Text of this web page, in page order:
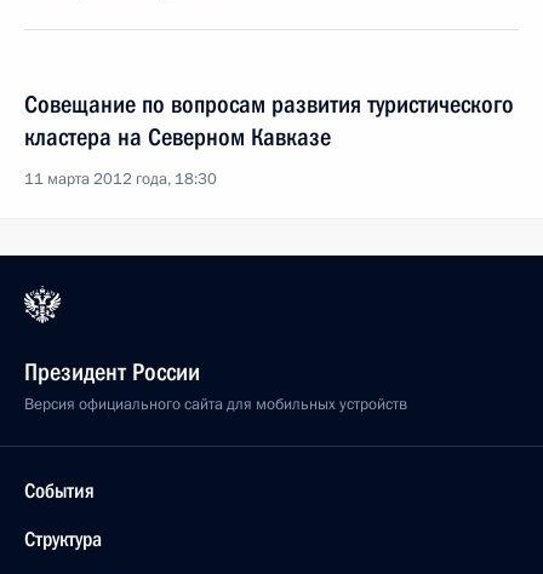
Совещание по вопросам развития туристического
кластера на Северном Кавказе
11 марта 2012 года, 18:30
Президент России
Версия официального сайта для мобильных устройств
События
Структура